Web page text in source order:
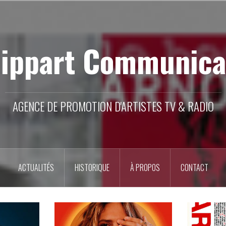
AGENCE DE PROMOTION D'ARTISTES TV & RADIO
ACTUALITÉS HISTORIQUE À PROPOS CONTACT